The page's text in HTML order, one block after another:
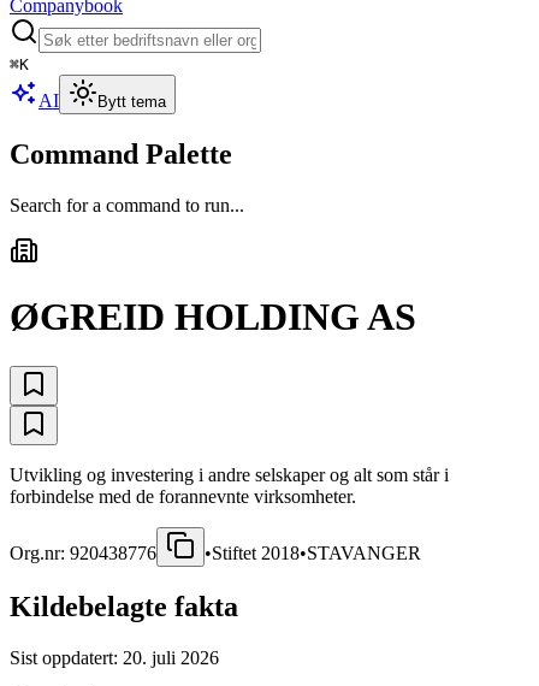
Companybook
⌘K
AI Bytt tema
Command Palette
Search for a command to run...
ØGREID HOLDING AS
Utvikling og investering i andre selskaper og alt som står i
forbindelse med de forannevnte virksomheter.
Org.nr: 920438776 •Stiftet 2018•STAVANGER
Kildebelagte fakta
Sist oppdatert: 20. juli 2026